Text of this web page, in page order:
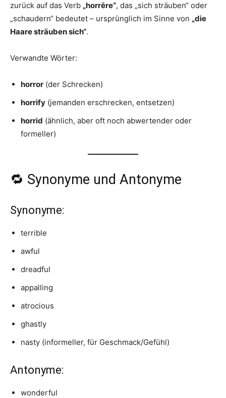
zurück auf das Verb „horrēre“, das „sich sträuben“ oder
„schaudern“ bedeutet – ursprünglich im Sinne von „die
Haare sträuben sich“.
Verwandte Wörter:
horror (der Schrecken)
horrify (jemanden erschrecken, entsetzen)
horrid (ähnlich, aber oft noch abwertender oder
formeller)
🔁 Synonyme und Antonyme
Synonyme:
terrible
awful
dreadful
appalling
atrocious
ghastly
nasty (informeller, für Geschmack/Gefühl)
Antonyme:
wonderful